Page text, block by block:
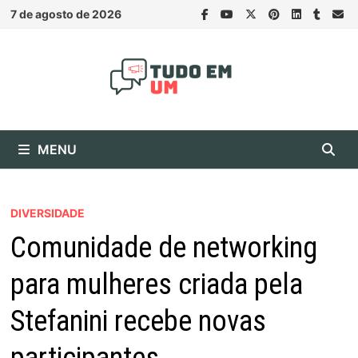
Skip
7 de agosto de 2026
MENU
DIVERSIDADE
Comunidade de networking
para mulheres criada pela
Stefanini recebe novas